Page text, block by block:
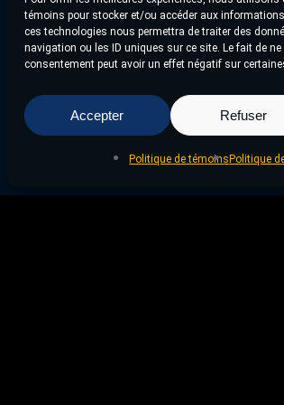
témoins pour stocker et/ou accéder aux
ces technologies nous permettra de traiter des
navigation ou les ID uniques sur ce site. Le fait de
consentement peut avoir un effet négatif sur
Accepter Refuser
Politique de témoins Politique